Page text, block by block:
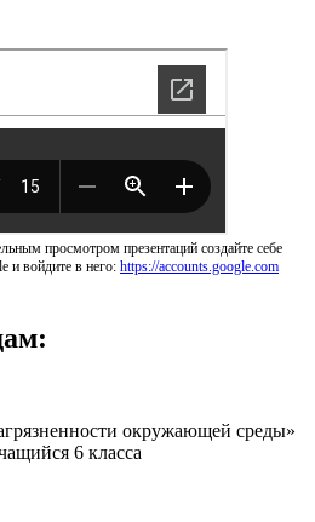
просмотром презентаций создайте себе
и войдите в него: https://accounts.google.com
окружающей среды»
6 класса